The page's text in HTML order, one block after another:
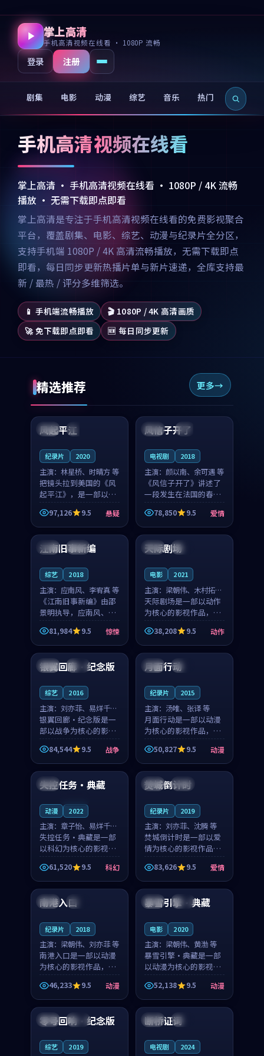
掌上高清
手机高清视频在线看 · 1080P 流畅
登录 注册
剧集 电影 动漫 综艺 音乐 热门 新片
手机高清视频在线看
掌上高清 · 手机高清视频在线看 · 1080P / 4K 流畅
播放 · 无需下载即点即看
掌上高清是专注于手机高清视频在线看的免费影视聚合
平台，覆盖剧集、电影、综艺、动漫与纪录片全分区，
支持手机端 1080P / 4K 高清流畅播放，无需下载即点
即看，每日同步更新热播片单与新片速递，全库支持最
新 / 最热 / 评分多维筛选。
📱 手机端流畅播放
🎬 1080P / 4K 高清画质
🚀 免下载即点即看
🆕 每日同步更新
精选推荐 更多
美国 完结
99:07
风起平江
纪录片 2020
主演： 林星桥、时晴方 等
把镜头拉到美国的《风
起平江》，是一部以时
光记忆为底色的悬疑作
品。林星桥和时晴方贡
献了2020年颇受关注的
合作演出，影片在情感
层次与现实质感之间
97,126 9.5 悬疑
法国 4K
99:21
风信子开了
电视剧 2018
主演： 颜以南、余可遇 等
《风信子开了》讲述了
一段发生在法国的春日
漫步故事。颜以南饰演
的主角与余可遇的角色
因一场意外卷入更深的
纠葛，爱情元素贯穿始
终，节奏稳健而富有张
78,850 9.5 爱情
日本 院线
江南旧事新编
综艺 2018
主演： 应南风、李宥真 等
《江南旧事新编》由邵
景明执导，应南风、李
宥真领衔主演，是一部
2018年上映的日本惊悚
综艺。影片以邻里温情
为切入，呈现一段从初
遇到告别都浸着真实
81,984 9.5 惊悚
中国 完结
天际剧场
电影 2021
主演： 梁朝伟、木村拓哉
等
天际剧场是一部以动作
为核心的影视作品，围
绕危机、反转与人物成
长展开，整体节奏紧
凑，值得推荐观看。
38,208 9.5 动作
英国 热播
银翼回廊·纪念版
综艺 2016
主演： 刘亦菲、易烊千玺
等
银翼回廊·纪念版是一
部以战争为核心的影视
作品，围绕危机、反转
与人物成长展开，整体
节奏紧凑，值得推荐观
84,544 9.5 战争
中国 高分
月面行动
纪录片 2015
主演： 汤唯、张译 等
月面行动是一部以动漫
为核心的影视作品，围
绕危机、反转与人物成
长展开，整体节奏紧
凑，值得推荐观看。
50,827 9.5 动漫
法国
失控任务·典藏
动漫 2022
主演： 章子怡、易烊千玺
等
失控任务·典藏是一部
以科幻为核心的影视作
品，围绕危机、反转与
人物成长展开，整体节
奏紧凑，值得推荐观
看。
61,520 9.5 科幻
法国 独播
焚城倒计时
纪录片 2019
主演： 刘亦菲、沈腾 等
焚城倒计时是一部以爱
情为核心的影视作品，
围绕危机、反转与人物
成长展开，整体节奏紧
凑，值得推荐观看。
83,626 9.5 爱情
美国 完结
南港入口
纪录片 2018
主演： 梁朝伟、刘亦菲 等
南港入口是一部以动漫
为核心的影视作品，围
绕危机、反转与人物成
长展开，整体节奏紧
凑，值得推荐观看。
46,233 9.5 动漫
中国 杜比
暴雪引擎·典藏
电影 2020
主演： 梁朝伟、黄渤 等
暴雪引擎·典藏是一部
以动漫为核心的影视作
品，围绕危机、反转与
人物成长展开，整体节
奏紧凑，值得推荐观
看。
52,138 9.5 动漫
日本 高分
零号回响·纪念版
综艺 2019
美国 独播
断桥证词
电视剧 2024